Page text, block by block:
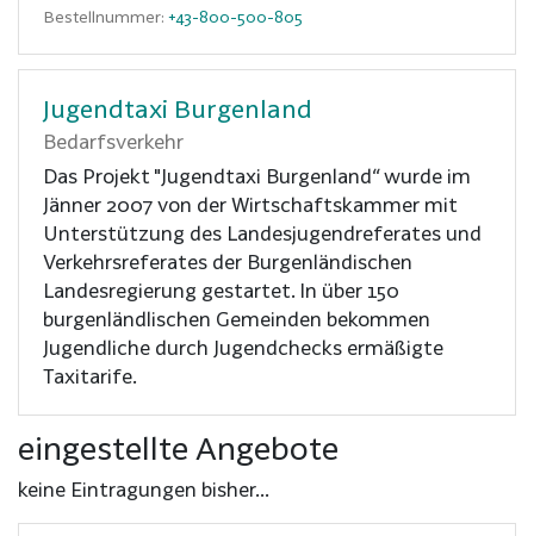
Bestellnummer: +43-800-500-805
Jugendtaxi Burgenland
Bedarfsverkehr
Das Projekt "Jugendtaxi Burgenland“ wurde im
Jänner 2007 von der Wirtschaftskammer mit
Unterstützung des Landesjugendreferates und
Verkehrsreferates der Burgenländischen
Landesregierung gestartet. In über 150
burgenländlischen Gemeinden bekommen
Jugendliche durch Jugendchecks ermäßigte
Taxitarife.
eingestellte Angebote
keine Eintragungen bisher...